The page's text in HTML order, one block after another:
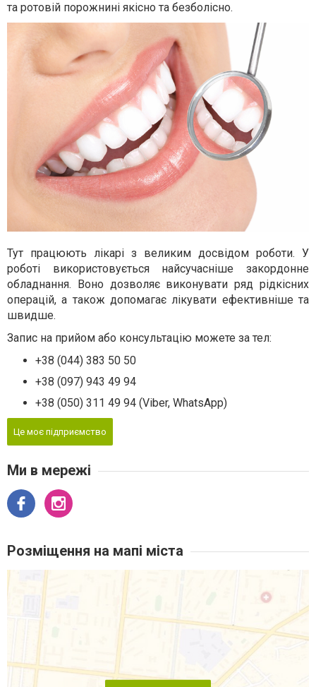
та ротовій порожнині якісно та безболісно.
Тут працюють лікарі з великим досвідом роботи. У
роботі використовується найсучасніше закордонне
обладнання. Воно дозволяє виконувати ряд рідкісних
операцій, а також допомагає лікувати ефективніше та
швидше.
Запис на прийом або консультацію можете за тел:
+38 (044) 383 50 50
+38 (097) 943 49 94
+38 (050) 311 49 94 (Viber, WhatsApp)
Це моє підприємство
Ми в мережі
Розміщення на мапі міста